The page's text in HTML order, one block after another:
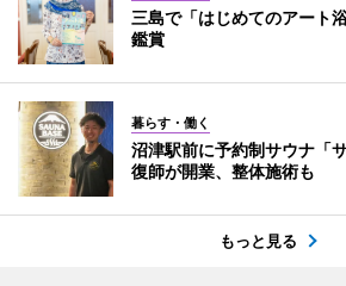
三島で「はじめてのアー
鑑賞
暮らす・働く
沼津駅前に予約制サウナ「
復師が開業、整体施術も
もっと見る